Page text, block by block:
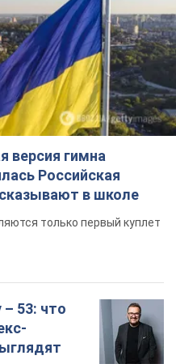
версия гимна
Российская
в школе
только первый куплет
53: что